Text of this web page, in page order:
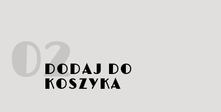
DODAJ DO
KOSZYKA